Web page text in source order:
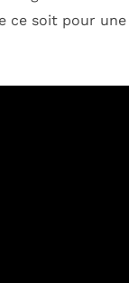
ce soit pour